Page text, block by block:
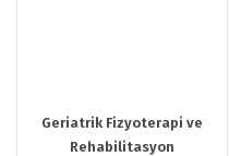
Geriatrik Fizyoterapi ve
Rehabilitasyon